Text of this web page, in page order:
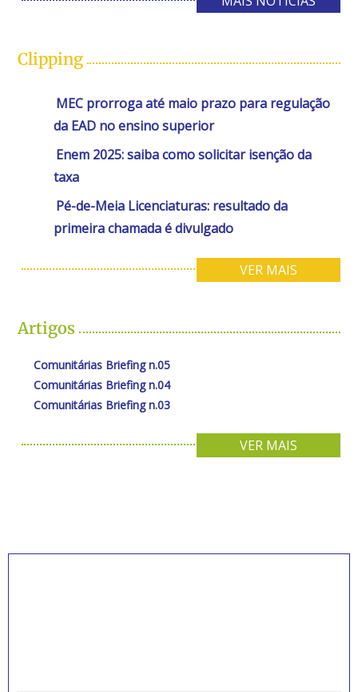
Clipping
MEC prorroga até maio prazo para regulação
da EAD no ensino superior
Enem 2025: saiba como solicitar isenção da
taxa
Pé-de-Meia Licenciaturas: resultado da
primeira chamada é divulgado
VER MAIS
Artigos
Comunitárias Briefing n.05
Comunitárias Briefing n.04
Comunitárias Briefing n.03
VER MAIS